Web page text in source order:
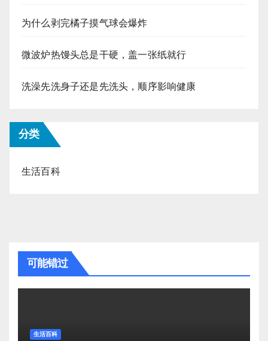
为什么剥完橘子摸气球会爆炸
微波炉热馒头总是干硬，盖一张纸就行
洗澡先洗身子还是先洗头，顺序影响健康
分类
生活百科
可能错过
生活百科